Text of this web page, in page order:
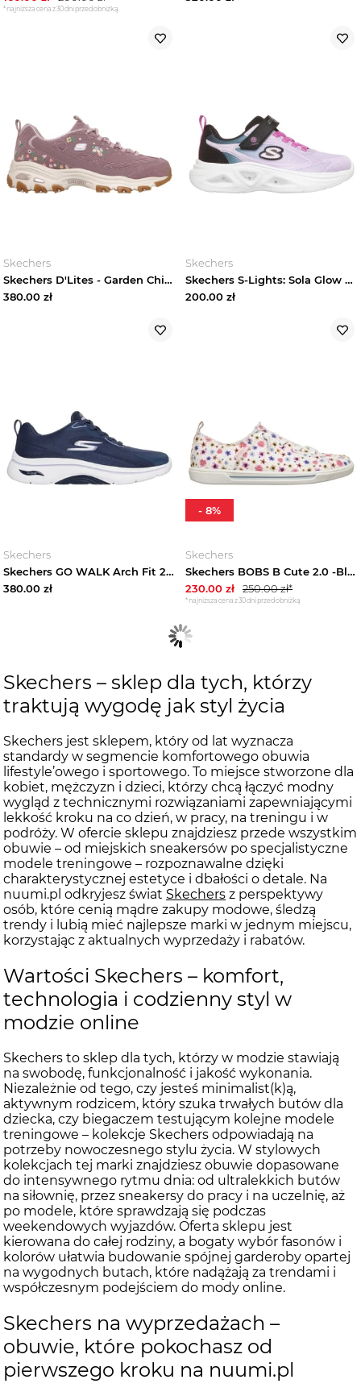
*najniższa cena z 30 dni przed obniżką
Skechers
Skechers D'Lites - Garden Chic - Mauve
380.00 zł
Skechers
Skechers S-Lights: Sola Glow 2.0 - Dazzle Steps - Czarny / Lawendowy
200.00 zł
Skechers
Skechers GO WALK Arch Fit 2.0 - Cassy - Granatowy / Lawendowy
380.00 zł
Skechers
Skechers BOBS B Cute 2.0 -Bloom'N Bliss - Biały/Wielokolorowy
230.00 zł 250.00zł*
*najniższa cena z 30 dni przed obniżką
- 8%
Skechers – sklep dla tych, którzy
traktują wygodę jak styl życia
Skechers jest sklepem, który od lat wyznacza
standardy w segmencie komfortowego obuwia
lifestyle’owego i sportowego. To miejsce stworzone dla
kobiet, mężczyzn i dzieci, którzy chcą łączyć modny
wygląd z technicznymi rozwiązaniami zapewniającymi
lekkość kroku na co dzień, w pracy, na treningu i w
podróży. W ofercie sklepu znajdziesz przede wszystkim
obuwie – od miejskich sneakersów po specjalistyczne
modele treningowe – rozpoznawalne dzięki
charakterystycznej estetyce i dbałości o detale. Na
nuumi.pl odkryjesz świat Skechers z perspektywy
osób, które cenią mądre zakupy modowe, śledzą
trendy i lubią mieć najlepsze marki w jednym miejscu,
korzystając z aktualnych wyprzedaży i rabatów.
Wartości Skechers – komfort,
technologia i codzienny styl w
modzie online
Skechers to sklep dla tych, którzy w modzie stawiają
na swobodę, funkcjonalność i jakość wykonania.
Niezależnie od tego, czy jesteś minimalist(k)ą,
aktywnym rodzicem, który szuka trwałych butów dla
dziecka, czy biegaczem testującym kolejne modele
treningowe – kolekcje Skechers odpowiadają na
potrzeby nowoczesnego stylu życia. W stylowych
kolekcjach tej marki znajdziesz obuwie dopasowane
do intensywnego rytmu dnia: od ultralekkich butów
na siłownię, przez sneakersy do pracy i na uczelnię, aż
po modele, które sprawdzają się podczas
weekendowych wyjazdów. Oferta sklepu jest
kierowana do całej rodziny, a bogaty wybór fasonów i
kolorów ułatwia budowanie spójnej garderoby opartej
na wygodnych butach, które nadążają za trendami i
współczesnym podejściem do mody online.
Skechers na wyprzedażach –
obuwie, które pokochasz od
pierwszego kroku na nuumi.pl